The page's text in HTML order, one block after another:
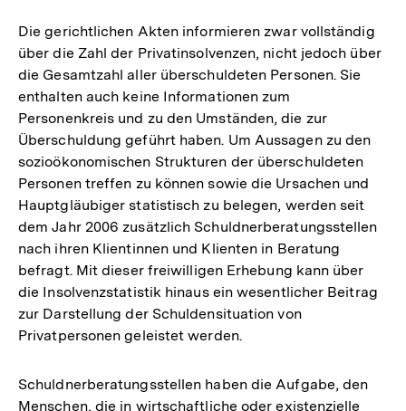
Die gerichtlichen Akten informieren zwar vollständig
über die Zahl der Privatinsolvenzen, nicht jedoch über
die Gesamtzahl aller überschuldeten Personen. Sie
enthalten auch keine Informationen zum
Personenkreis und zu den Umständen, die zur
Überschuldung geführt haben. Um Aussagen zu den
sozioökonomischen Strukturen der überschuldeten
Personen treffen zu können sowie die Ursachen und
Hauptgläubiger statistisch zu belegen, werden seit
dem Jahr 2006 zusätzlich Schuldnerberatungsstellen
nach ihren Klientinnen und Klienten in Beratung
befragt. Mit dieser freiwilligen Erhebung kann über
die Insolvenzstatistik hinaus ein wesentlicher Beitrag
zur Darstellung der Schuldensituation von
Privatpersonen geleistet werden.
Schuldnerberatungsstellen haben die Aufgabe, den
Menschen, die in wirtschaftliche oder existenzielle